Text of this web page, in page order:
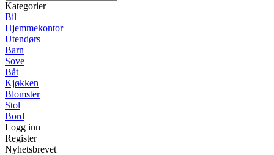
Kategorier
Bil
Hjemmekontor
Utendørs
Barn
Sove
Båt
Kjøkken
Blomster
Stol
Bord
Logg inn
Register
Nyhetsbrevet